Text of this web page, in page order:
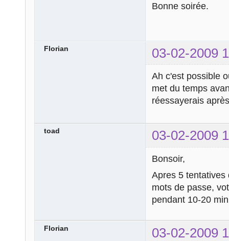
Bonne soirée.
Florian 03-02-2009
Ah c'est possible
met du temps
réessayerais
toad 03-02-2009
Bonsoir,
Apres 5 tentatives
mots de passe,
pendant 10-20
Florian 03-02-2009